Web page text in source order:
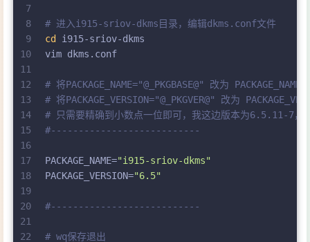
7
8
9
10
11
12
13
14
15
16
17
18
19
20
21
22
# 进入i915-sriov-dkms目录，编辑dkms.conf文件
cd
i915-sriov-dkms
vim dkms.conf
# 将PACKAGE_NAME="@_PKGBASE@" 改为
# 将PACKAGE_VERSION="@_PKGVER@" 改为
# 只需要精确到小数点一位即可，我这边版本为6.5.11-7，
#---------------------------
PACKAGE_NAME="i915-sriov-dkms"
PACKAGE_VERSION="6.5"
#---------------------------
# wq保存退出